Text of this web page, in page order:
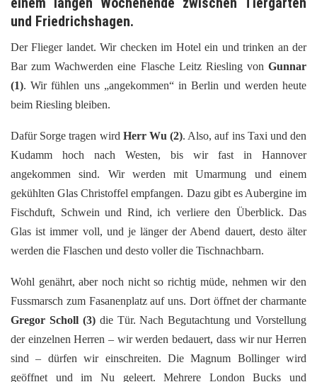
und Friedrichshagen.
Der Flieger landet. Wir checken im Hotel ein und trinken an der
Bar zum Wachwerden eine Flasche Leitz Riesling von Gunnar
(1). Wir fühlen uns „angekommen“ in Berlin und werden heute
beim Riesling bleiben.
Dafür Sorge tragen wird Herr Wu (2). Also, auf ins Taxi und den
Kudamm hoch nach Westen, bis wir fast in Hannover
angekommen sind. Wir werden mit Umarmung und einem
gekühlten Glas Christoffel empfangen. Dazu gibt es Aubergine im
Fischduft, Schwein und Rind, ich verliere den Überblick. Das
Glas ist immer voll, und je länger der Abend dauert, desto älter
werden die Flaschen und desto voller die Tischnachbarn.
Wohl genährt, aber noch nicht so richtig müde, nehmen wir den
Fussmarsch zum Fasanenplatz auf uns. Dort öffnet der charmante
Gregor Scholl (3)die Tür. Nach Begutachtung und Vorstellung
der einzelnen Herren – wir werden bedauert, dass wir nur Herren
sind – dürfen wir einschreiten. Die Magnum Bollinger wird
geöffnet und im Nu geleert. Mehrere London Bucks und